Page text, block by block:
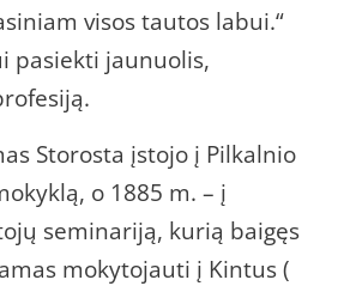
visos tautos labui.“
pasiekti jaunuolis,
Storosta įstojo į Pilkalnio
o 1885 m. – į
seminariją, kurią baigęs
mokytojauti į Kintus (